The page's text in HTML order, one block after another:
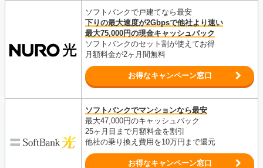
ソフトバンクで戸建てなら最安
下りの最大速度が2Gbpsで他社より速い
最大75,000円の現金キャッシュバック
ソフトバンクのセット割が使えてお得
月額料金が2ヶ月間無料
お得なキャンペーン窓口
ソフトバンクでマンションなら最安
最大47,000円のキャッシュバック
25ヶ月目まで月額料金を割引
他社の乗り換え費用を10万円まで還元
お得なキャンペーン窓口